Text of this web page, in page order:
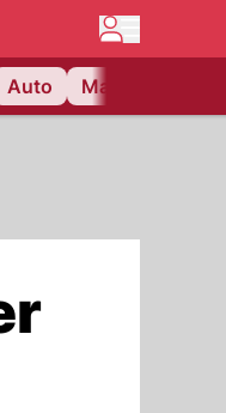
Auto Matchcenter